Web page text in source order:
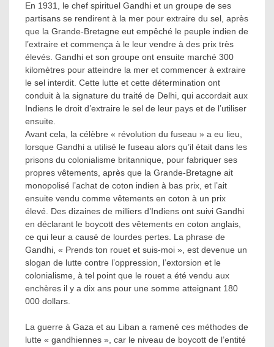
En 1931, le chef spirituel Gandhi et un groupe de ses
partisans se rendirent à la mer pour extraire du sel, après
que la Grande-Bretagne eut empêché le peuple indien de
l’extraire et commença à le leur vendre à des prix très
élevés. Gandhi et son groupe ont ensuite marché 300
kilomètres pour atteindre la mer et commencer à extraire
le sel interdit. Cette lutte et cette détermination ont
conduit à la signature du traité de Delhi, qui accordait aux
Indiens le droit d’extraire le sel de leur pays et de l’utiliser
ensuite.
Avant cela, la célèbre « révolution du fuseau » a eu lieu,
lorsque Gandhi a utilisé le fuseau alors qu’il était dans les
prisons du colonialisme britannique, pour fabriquer ses
propres vêtements, après que la Grande-Bretagne ait
monopolisé l’achat de coton indien à bas prix, et l’ait
ensuite vendu comme vêtements en coton à un prix
élevé. Des dizaines de milliers d’Indiens ont suivi Gandhi
en déclarant le boycott des vêtements en coton anglais,
ce qui leur a causé de lourdes pertes. La phrase de
Gandhi, « Prends ton rouet et suis-moi », est devenue un
slogan de lutte contre l’oppression, l’extorsion et le
colonialisme, à tel point que le rouet a été vendu aux
enchères il y a dix ans pour une somme atteignant 180
000 dollars.
La guerre à Gaza et au Liban a ramené ces méthodes de
lutte « gandhiennes », car le niveau de boycott de l’entité